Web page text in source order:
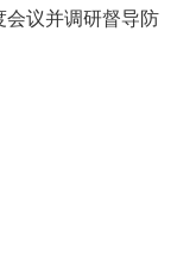
会议并调研督导防